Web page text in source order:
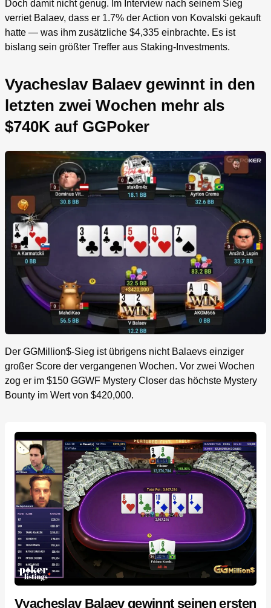
Doch damit nicht genug. Im Interview nach seinem Sieg
verriet Balaev, dass er 1.7% der Action von Kovalski gekauft
hatte — was ihm zusätzliche $4,335 einbrachte. Es ist
bislang sein größter Treffer aus Staking-Investments.
Vyacheslav Balaev gewinnt in den
letzten zwei Wochen mehr als
$740K auf GGPoker
Der GGMillion$-Sieg ist übrigens nicht Balaevs einziger
großer Score der vergangenen Wochen. Vor zwei Wochen
zog er im $150 GGWF Mystery Closer das höchste Mystery
Bounty im Wert von $420,000.
Vyacheslav Balaev gewinnt seinen ersten